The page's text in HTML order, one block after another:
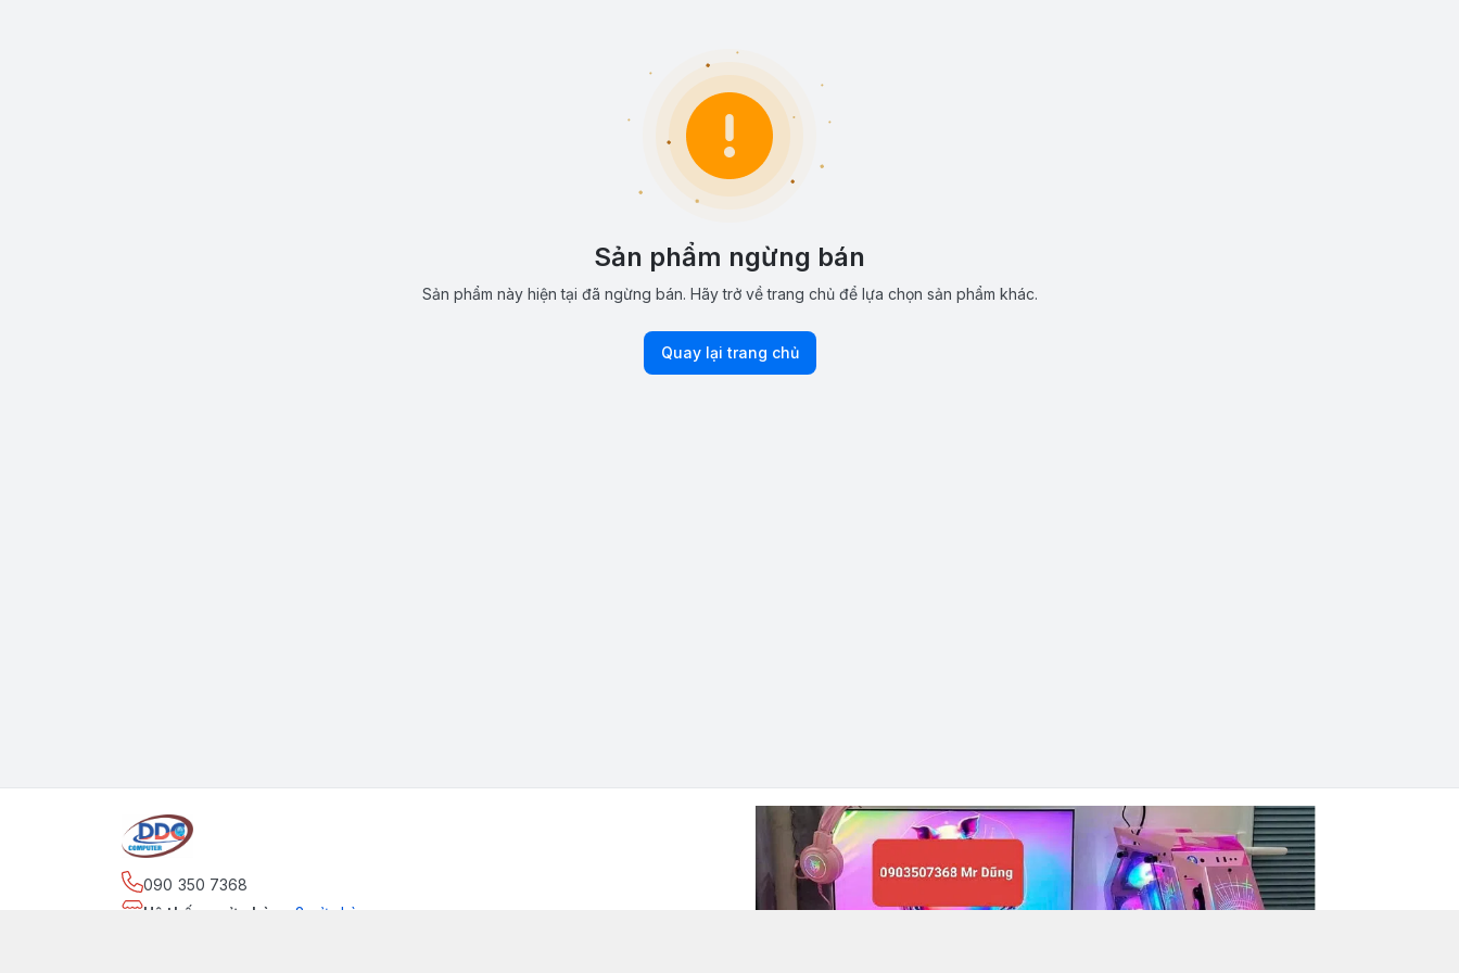
Sản phẩm ngừng bán
Sản phẩm này hiện tại đã ngừng bán. Hãy trở về trang chủ để lựa chọn sản phẩm khác.
Quay lại trang chủ
090 350 7368
Hệ thống cửa hàng
:2
cửa hàng